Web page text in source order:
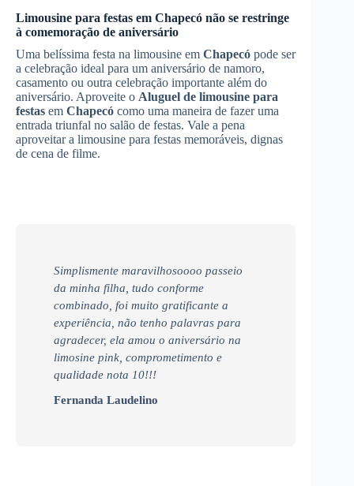
Limousine para festas em Chapecó não se restringe
à comemoração de aniversário
Uma belíssima festa na limousine em Chapecó pode ser
a celebração ideal para um aniversário de namoro,
casamento ou outra celebração importante além do
aniversário. Aproveite o Aluguel de limousine para
festas em Chapecó como uma maneira de fazer uma
entrada triunfal no salão de festas. Vale a pena
aproveitar a limousine para festas memoráveis, dignas
de cena de filme.
Simplismente maravilhosoooo passeio
da minha filha, tudo conforme
combinado, foi muito gratificante a
experiência, não tenho palavras para
agradecer, ela amou o aniversário na
limosine pink, comprometimento e
qualidade nota 10!!!
Fernanda Laudelino